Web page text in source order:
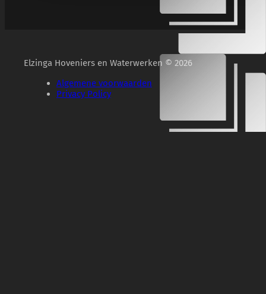
Elzinga Hoveniers en Waterwerken © 2026
Algemene voorwaarden
Privacy Policy